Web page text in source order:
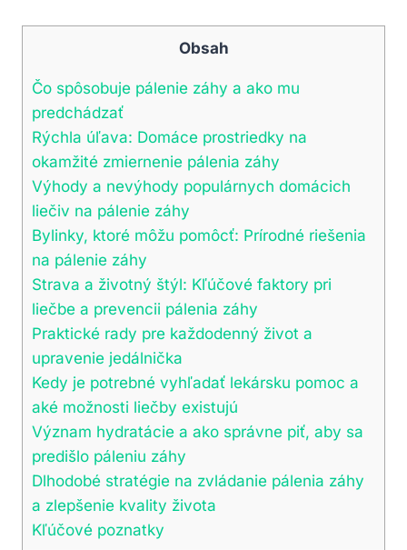
Obsah
Čo spôsobuje pálenie záhy a ako mu
predchádzať
Rýchla úľava: Domáce prostriedky na
okamžité zmiernenie pálenia záhy
Výhody a nevýhody populárnych domácich
liečiv na pálenie záhy
Bylinky, ktoré môžu pomôcť: Prírodné riešenia
na pálenie záhy
Strava a životný štýl: Kľúčové faktory pri
liečbe a prevencii pálenia záhy
Praktické rady pre každodenný život a
upravenie jedálnička
Kedy je potrebné vyhľadať lekársku pomoc a
aké možnosti liečby existujú
Význam hydratácie a ako správne piť, aby sa
predišlo páleniu záhy
Dlhodobé stratégie na zvládanie pálenia záhy
a zlepšenie kvality života
Kľúčové poznatky